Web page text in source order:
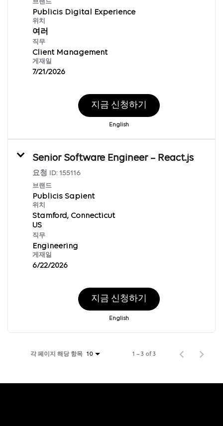
브랜드
Publicis Digital Experience
위치
여러
직무
Client Management
게재일
7/21/2026
지금 신청하기
English
Senior Software Engineer – React.js
요청 ID: 155116
브랜드
Publicis Sapient
위치
Stamford, Connecticut
직무
Engineering
게재일
6/22/2026
지금 신청하기
English
각 페이지 해당 항목 10 1 – 3 of 3